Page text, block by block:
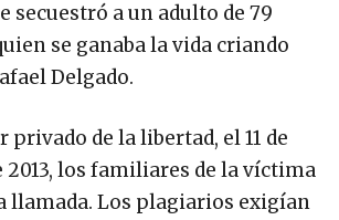
secuestró a un adulto de 79
se ganaba la vida criando
Delgado.
privado de la libertad, el 11 de
2013, los familiares de la víctima
llamada. Los plagiarios exigían